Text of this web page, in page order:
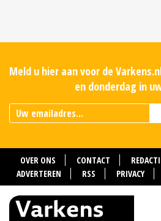
Meld u hier aan voor de
en donderdag in
OVER ONS CONTACT
ADVERTEREN
RSS PRIVACY